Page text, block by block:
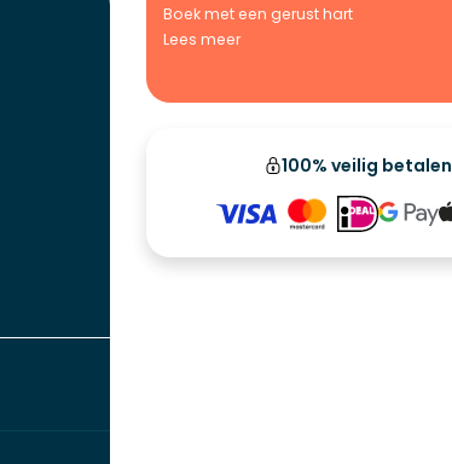
Boek met een gerust hart
Lees meer
100% veilig betalen